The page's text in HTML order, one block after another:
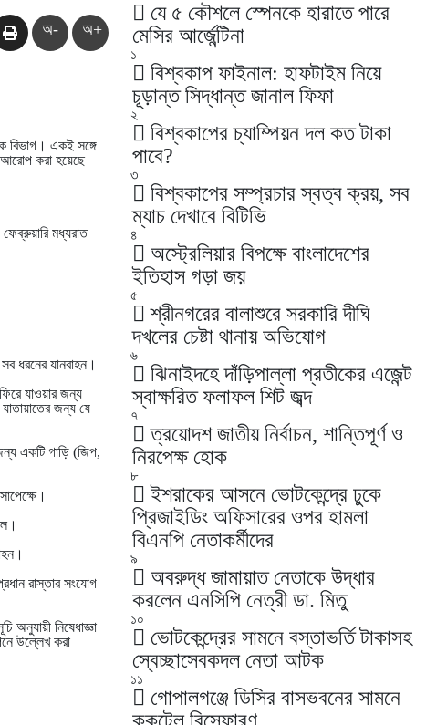
অ- অ+
বিভাগ। একই সঙ্গে
আরোপ করা হয়েছে
মধ্যরাত
ধরনের যানবাহন।
যাওয়ার জন্য
যাতায়াতের জন্য যে
জন্য একটি গাড়ি (জিপ,
রাস্তার সংযোগ
অনুযায়ী নিষেধাজ্ঞা
উল্লেখ করা
যে ৫ কৌশলে স্পেনকে হারাতে পারে
মেসির আর্জেন্টিনা
১
বিশ্বকাপ ফাইনাল: হাফটাইম নিয়ে
চূড়ান্ত সিদ্ধান্ত জানাল ফিফা
২
বিশ্বকাপের চ্যাম্পিয়ন দল কত টাকা
পাবে?
৩
বিশ্বকাপের সম্প্রচার স্বত্ব ক্রয়, সব
ম্যাচ দেখাবে বিটিভি
৪
অস্ট্রেলিয়ার বিপক্ষে বাংলাদেশের
ইতিহাস গড়া জয়
৫
শ্রীনগরের বালাশুরে সরকারি দীঘি
দখলের চেষ্টা থানায় অভিযোগ
৬
ঝিনাইদহে দাঁড়িপাল্লা প্রতীকের এজেন্ট
স্বাক্ষরিত ফলাফল শিট জব্দ
৭
ত্রয়োদশ জাতীয় নির্বাচন, শান্তিপূর্ণ ও
নিরপেক্ষ হোক
৮
ইশরাকের আসনে ভোটকেন্দ্রে ঢুকে
প্রিজাইডিং অফিসারের ওপর হামলা
বিএনপি নেতাকর্মীদের
৯
অবরুদ্ধ জামায়াত নেতাকে উদ্ধার
করলেন এনসিপি নেত্রী ডা. মিতু
১০
ভোটকেন্দ্রের সামনে বস্তাভর্তি টাকাসহ
স্বেচ্ছাসেবকদল নেতা আটক
১১
গোপালগঞ্জে ডিসির বাসভবনের সামনে